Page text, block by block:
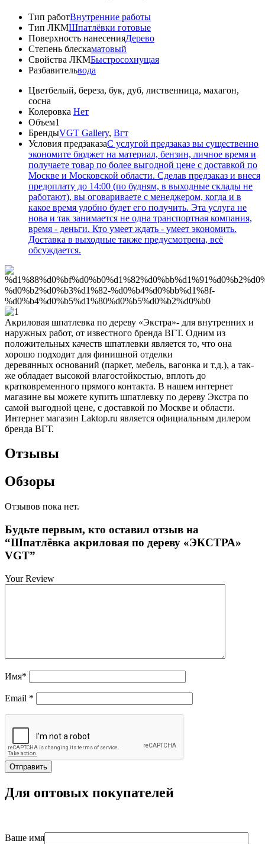
Тип работВнутренние работы
Тип ЛКМШпатлёвки готовые
Поверхность нанесенияДерево
Степень блескаматовый
Свойства ЛКМБыстросохнущая
Разбавительвода
Цветбелый, береза, бук, дуб, лиственница, махагон,
сосна
Колеровка Нет
Объем1
БрендыVGT Gallery, Вгт
Условия предзаказаС услугой предзаказ вы существенно
экономите бюджет на материал, бензин, личное время и
получаете товар по более выгодной цене с доставкой по
Москве и Московской области. Сделав предзаказ и внеся
предоплату до 14:00 (по будням, в выходные склады не
работают), вы оговариваете с менеджером, когда и в
какое время удобно будет его получить. Эта услуга не
нова и так занимается не одна транспортная компания,
время - деньги. Кто умеет ждать - умеет экономить.
Доставка в выходные также предусмотрена, всё
обсуждается.
Акриловая шпатлевка по дереву «Экстра»- для внутренних и
наружных работ, от известного бренда ВГТ. Одним из
положительных качеств шпатлевки является то, что она
хорошо подходит для финишной отделки
деревянных оснований (паркет, мебель, вагонка и т.д.), а так-
же обладает высокой влагостойкостью, вплоть до
кратковременного прямого контакта. В нашем интернет
магазине вы можете купить шпатлевку по дереву Экстра по
самой выгодной цене, с доставкой по Москве и области.
Интернет магазин Laktop.ru является официальным дилером
бренда ВГТ.
Отзывы
Обзоры
Отзывов пока нет.
Будьте первым, кто оставил отзыв на
“Шпатлёвка акриловая по дереву «ЭКСТРА»
VGT”
Your Review
Имя*
Email *
Для оптовых покупателей
Ваше имя